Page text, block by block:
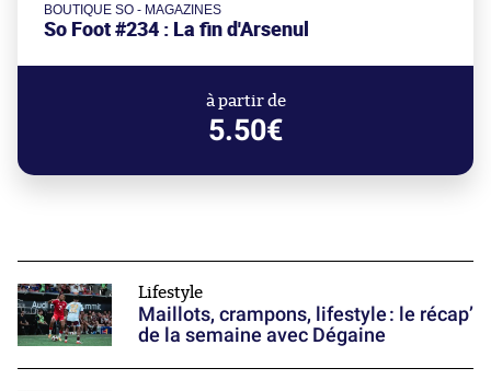
BOUTIQUE SO - MAGAZINES
So Foot #234 : La fin d'Arsenul
à partir de
5.50€
Lifestyle
Maillots, crampons, lifestyle : le récap’
de la semaine avec Dégaine